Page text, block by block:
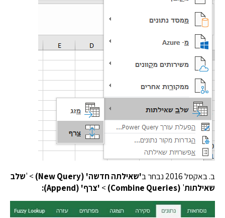
2016 נבחר ב 'שאילתה חדשה' (New Query) > 'שלב
'
(Combine Queries)
>'צרף' (Append):